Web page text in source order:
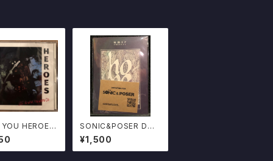
HEROES
wHat You
do" CD
SONIC&POSER DON
ATION CD FRIDAYZ
/ 帰路 EP 酒田hope D
O IT
¥1,500